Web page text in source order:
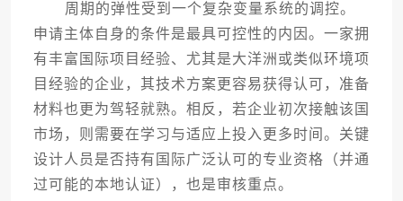
周期的弹性受到一个复杂变量系统的调控。
申请主体自身的条件是最具可控性的内因。一家拥
有丰富国际项目经验、尤其是大洋洲或类似环境项
目经验的企业，其技术方案更容易获得认可，准备
材料也更为驾轻就熟。相反，若企业初次接触该国
市场，则需要在学习与适应上投入更多时间。关键
设计人员是否持有国际广泛认可的专业资格（并通
过可能的本地认证），也是审核重点。